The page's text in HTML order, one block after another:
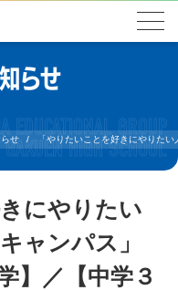
らせ
せ 「やりたいことを好きにやりた
にやりたい
ャンパス」
】／【中学３